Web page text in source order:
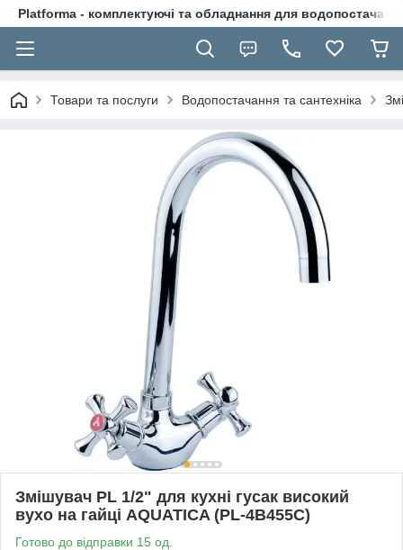
Platforma - комплектуючі та обладнання для
Товари та послуги Водопостачання та сантехніка
Змішувач PL 1/2" для кухні гусак високий
вухо на гайці AQUATICA (PL-4B455C)
Готово до відправки 15 од.